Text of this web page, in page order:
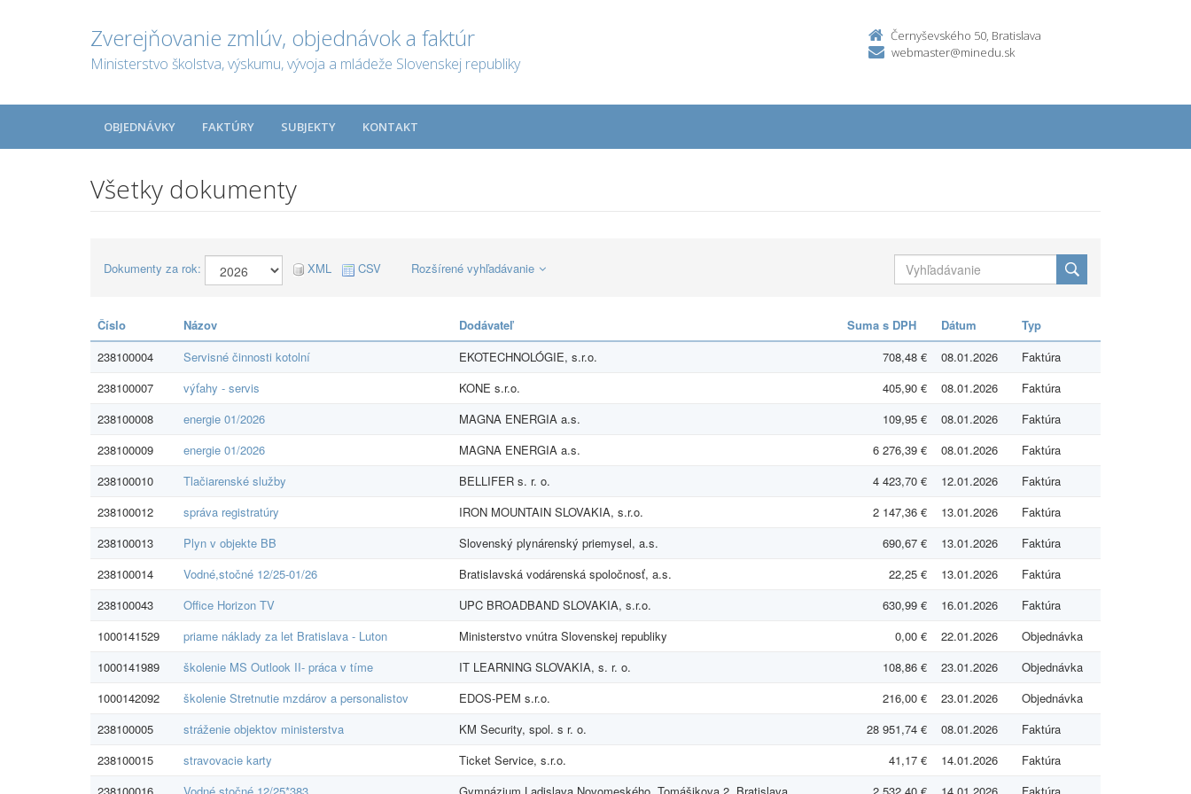
Zverejňovanie zmlúv, objednávok a faktúr
Ministerstvo školstva, výskumu, vývoja a mládeže Slovenskej republiky
Černyševského 50, Bratislava
webmaster@minedu.sk
OBJEDNÁVKY FAKTÚRY SUBJEKTY KONTAKT
Všetky dokumenty
Dokumenty za rok: XML CSV Rozšírené vyhľadávanie
Číslo Názov Dodávateľ Suma s DPH Dátum
Typ
238100004
Servisné činnosti kotolní EKOTECHNOLÓGIE, s.r.o. 708,48 € 08.01.2026
Faktúra
238100007
výťahy - servis KONE s.r.o. 405,90 € 08.01.2026
Faktúra
238100008
energie 01/2026 MAGNA ENERGIA a.s. 109,95 € 08.01.2026
Faktúra
238100009
energie 01/2026 MAGNA ENERGIA a.s. 6 276,39 € 08.01.2026
Faktúra
238100010
Tlačiarenské služby BELLIFER s. r. o. 4 423,70 € 12.01.2026
Faktúra
238100012
správa registratúry IRON MOUNTAIN SLOVAKIA, s.r.o. 2 147,36 € 13.01.2026
Faktúra
238100013
Plyn v objekte BB Slovenský plynárenský priemysel, a.s. 690,67 € 13.01.2026
Faktúra
238100014
Vodné,stočné 12/25-01/26 Bratislavská vodárenská spoločnosť, a.s. 22,25 € 13.01.2026
Faktúra
238100043
Office Horizon TV UPC BROADBAND SLOVAKIA, s.r.o. 630,99 € 16.01.2026
Faktúra
1000141529
priame náklady za let Bratislava - Luton Ministerstvo vnútra Slovenskej republiky 0,00 € 22.01.2026
Objednávka
1000141989
školenie MS Outlook II- práca v tíme IT LEARNING SLOVAKIA, s. r. o. 108,86 € 23.01.2026
Objednávka
1000142092
školenie Stretnutie mzdárov a personalistov EDOS-PEM s.r.o. 216,00 € 23.01.2026
Objednávka
238100005
stráženie objektov ministerstva KM Security, spol. s r. o. 28 951,74 € 08.01.2026
Faktúra
238100015
stravovacie karty Ticket Service, s.r.o. 41,17 € 14.01.2026
Faktúra
238100016
Vodné,stočné 12/25*383 Gymnázium Ladislava Novomeského, Tomášikova 2, Bratislava 2 532,40 € 14.01.2026 Faktúra